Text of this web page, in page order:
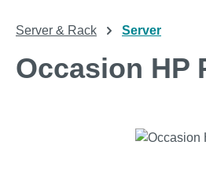
Server & Rack Server
Occasion HP
Bildergalerie überspringen